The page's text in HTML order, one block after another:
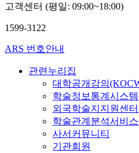
고객센터 (평일: 09:00~18:00)
1599-3122
ARS 번호안내
관련누리집
대학공개강의
학술정보통계시스
외국학술지지원센
학술관계분석서비
사서커뮤니티
기관회원